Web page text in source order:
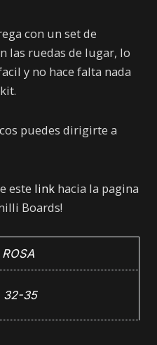
con un set de
las ruedas de lugar, lo
y no hace falta nada
puedes dirigirte a
este link hacia la pagina
Boards!
ROSA
32-35